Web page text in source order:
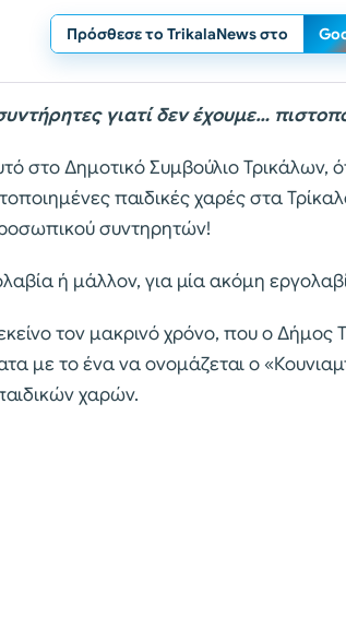
Πρόσθεσε το TrikalaNews στο
γιατί δεν έχουμε…
στο Δημοτικό Συμβούλιο Τρικάλων,
παιδικές χαρές στα
συντηρητών!
ή μάλλον, για μία ακόμη
τον μακρινό χρόνο, που ο Δήμος
με το ένα να ονομάζεται ο
χαρών.